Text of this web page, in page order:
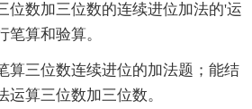
位数加三位数的连续进位加法的'运
算和验算。
算三位数连续进位的加法题；能结
算三位数加三位数。